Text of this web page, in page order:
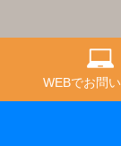
WEBでお問